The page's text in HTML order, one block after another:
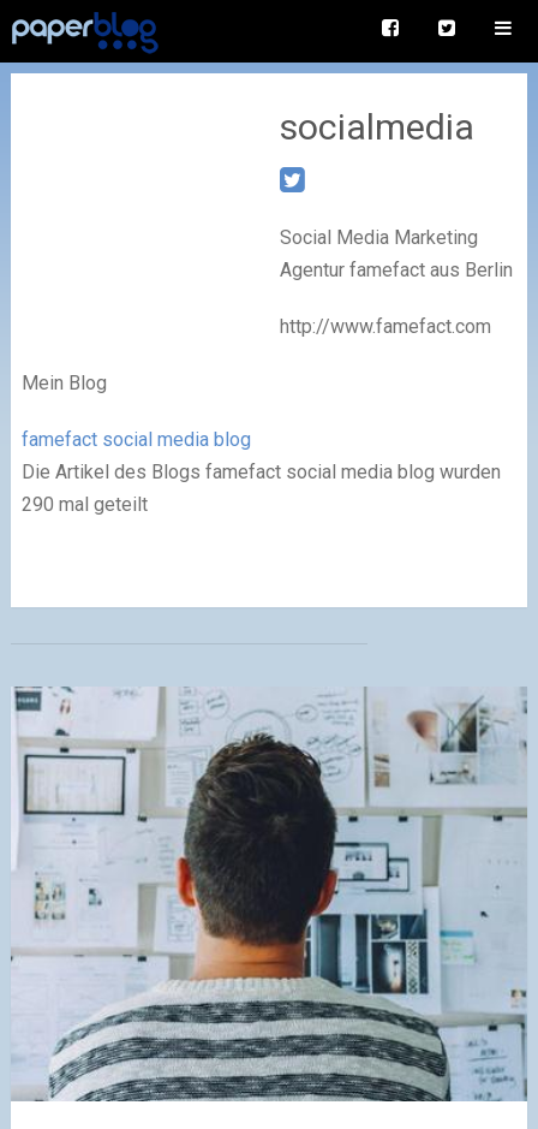
socialmedia
Social Media Marketing
Agentur famefact aus Berlin
http://www.famefact.com
Mein Blog
famefact social media blog
Die Artikel des Blogs famefact social media blog wurden
290 mal geteilt